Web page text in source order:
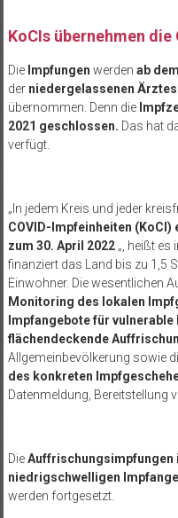
KoCIs übernehmen
Die Impfungen werden ab
der niedergelassenen
übernommen. Denn die
2021 geschlossen. Das hat
verfügt.
„In jedem Kreis und jeder
COVID-Impfeinheiten (KoCI)
zum 30. April 2022 „, heißt es
finanziert das Land bis zu 1,5
Einwohner. Die wesentlichen
Monitoring des lokalen
Impfangebote für vulnerable
flächendeckende
Allgemeinbevölkerung sowie
des konkreten
Datenmeldung, Bereitstellung
DieAuffrischungsimpfungen
niedrigschwelligen
werden fortgesetzt.